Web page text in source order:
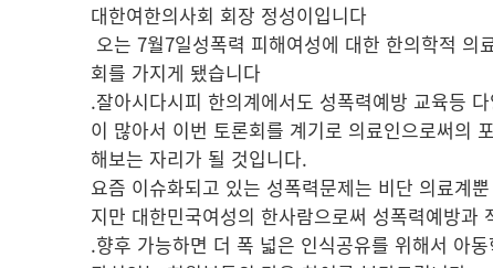
대한여한의사회 회장 정성이입니다
오는 7월7일성폭력 피해여성에 대한 한의학적
회를 가지게 됐습니다
.​잘아시다시피 한의계에서도 성폭력예방 교육등
이 많아서 이번 토론회를 계기로 의료인으로써의
해보는 자리가 될 것입니다.
요즘 이슈화되고 있는 성폭력문제는 비단 의료계
지만 대한민국여성의 한사람으로써 성폭력예방
.향후 가능하면 더 폭 넓은 인식공유를 위해서 아